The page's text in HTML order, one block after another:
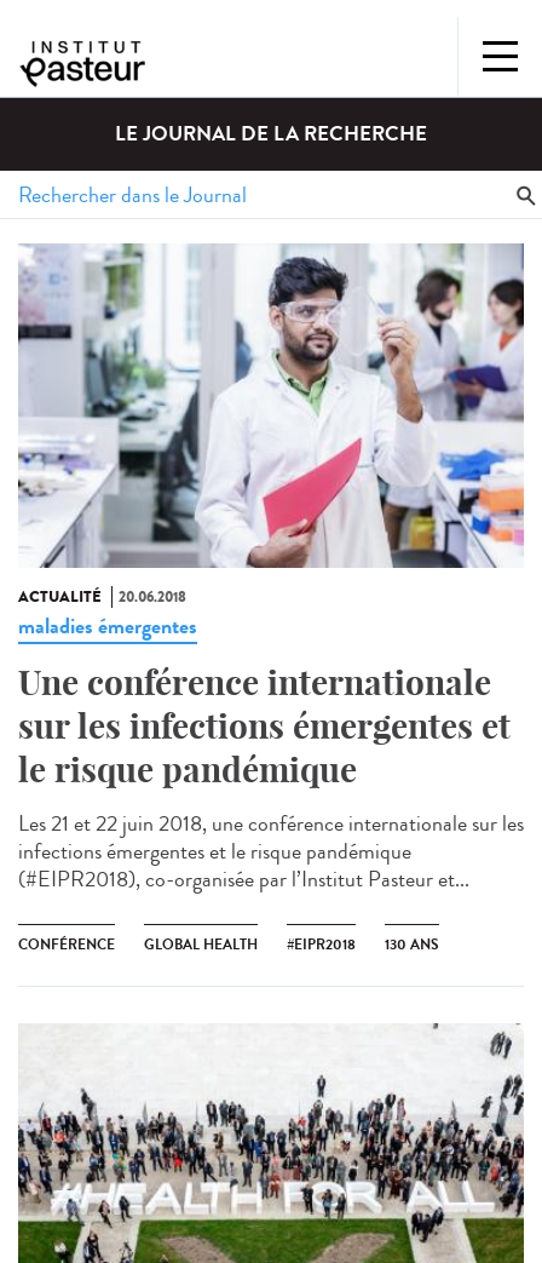
LE JOURNAL DE LA RECHERCHE
ACTUALITÉ 20.06.2018
maladies émergentes
Une conférence internationale
sur les infections émergentes et
le risque pandémique
Les 21 et 22 juin 2018, une conférence internationale sur les
infections émergentes et le risque pandémique
(#EIPR2018), co-organisée par l’Institut Pasteur et...
CONFÉRENCE GLOBAL HEALTH #EIPR2018 130 ANS